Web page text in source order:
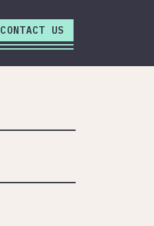
CONTACT US